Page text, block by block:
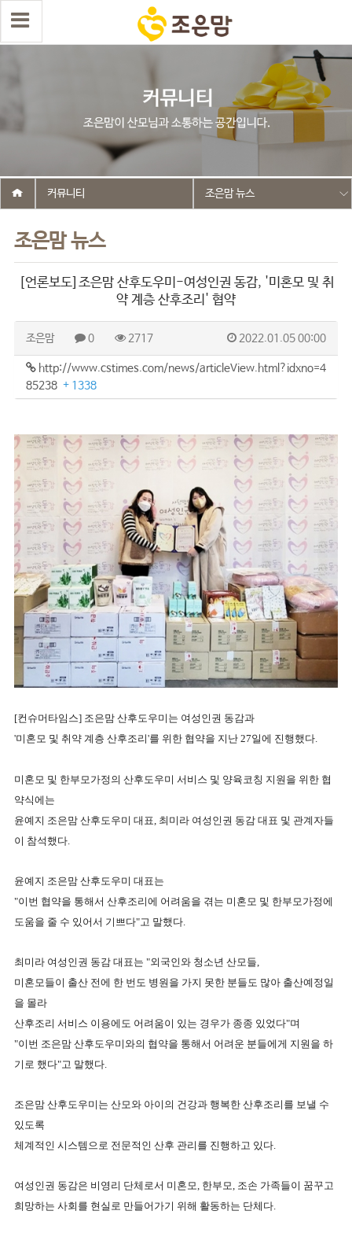
조은맘 뉴스
커뮤니티 조은맘 뉴스
[언론보도]조은맘 산후도우미-여성인권 동감, '미혼모 및 취
약 계층 산후조리' 협약
조은맘 0 2717 2022.01.05 00:00
http://www.cstimes.com/news/articleView.html?idxno=4
85238 + 1338
[컨슈머타임스] 조은맘 산후도우미는 여성인권 동감과
'미혼모 및 취약 계층 산후조리'를 위한 협약을 지난 27일에 진행했다.
미혼모 및 한부모가정의 산후도우미 서비스 및 양육코칭 지원을 위한 협
약식에는
윤예지 조은맘 산후도우미 대표, 최미라 여성인권 동감 대표 및 관계자들
이 참석했다.
윤예지 조은맘 산후도우미 대표는
"이번 협약을 통해서 산후조리에 어려움을 겪는 미혼모 및 한부모가정에
도움을 줄 수 있어서 기쁘다"고 말했다.
최미라 여성인권 동감 대표는 "외국인와 청소년 산모들,
미혼모들이 출산 전에 한 번도 병원을 가지 못한 분들도 많아 출산예정일
을 몰라
산후조리 서비스 이용에도 어려움이 있는 경우가 종종 있었다"며
"이번 조은맘 산후도우미와의 협약을 통해서 어려운 분들에게 지원을 하
기로 했다"고 말했다.
조은맘 산후도우미는 산모와 아이의 건강과 행복한 산후조리를 보낼 수
있도록
체계적인 시스템으로 전문적인 산후 관리를 진행하고 있다.
여성인권 동감은 비영리 단체로서 미혼모, 한부모, 조손 가족들이 꿈꾸고
희망하는 사회를 현실로 만들어가기 위해 활동하는 단체다.